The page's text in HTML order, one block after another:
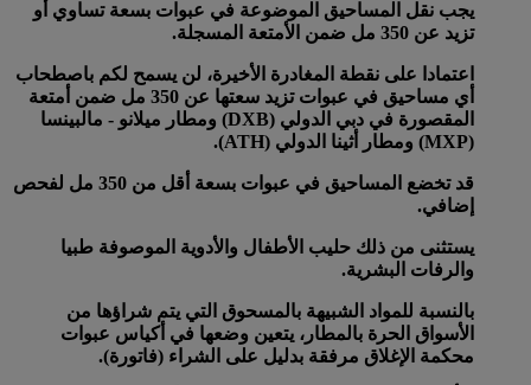
يجب نقل المساحيق الموضوعة في عبوات بسعة تساوي أو
تزيد عن 350 مل ضمن الأمتعة المسجلة.
اعتمادا على نقطة المغادرة الأخيرة، لن يسمح لكم باصطحاب
أي مساحيق في عبوات تزيد سعتها عن 350 مل ضمن أمتعة
المقصورة في دبي الدولي (DXB) ومطار ميلانو - مالبينسا
(MXP) ومطار أثينا الدولي (ATH).
قد تخضع المساحيق في عبوات بسعة أقل من 350 مل لفحص
إضافي.
يستثنى من ذلك حليب الأطفال والأدوية الموصوفة طبيا
والرفات البشرية.
بالنسبة للمواد الشبيهة بالمسحوق التي يتم شراؤها من
الأسواق الحرة بالمطار، يتعين وضعها في أكياس عبوات
محكمة الإغلاق مرفقة بدليل على الشراء (فاتورة).